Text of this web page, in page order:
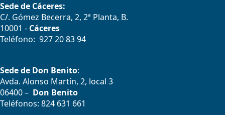
Sede de Cáceres:
C/. Gómez Becerra, 2, 2ª Planta, B.
10001 - Cáceres
Teléfono: 927 20 83 94
Sede de Don Benito:
Avda. Alonso Martín, 2, local 3
06400 – Don Benito
Teléfonos: 824 631 661